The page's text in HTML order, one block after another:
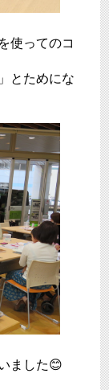
使ってのコ
とためにな
ました😊